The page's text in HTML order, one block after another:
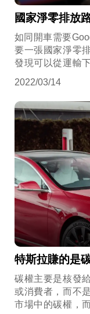
國家淨零排放
如同開車需要
要一張國家淨零
發現可以從運輸
也就是我們使用
動車(BEV)、油
(PHEV)，在不同
與劣勢...
2022/03/14
特斯拉賺的是
碳權主要是核發
或消費者，而不
市場中的碳權，